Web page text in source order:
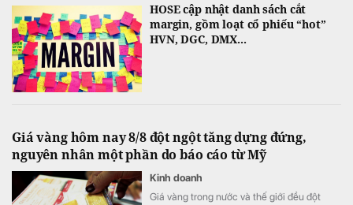
HOSE cập nhật danh sách cắt
margin, gồm loạt cổ phiếu “hot”
HVN, DGC, DMX...
Giá vàng hôm nay 8/8 đột ngột tăng dựng đứng,
nguyên nhân một phần do báo cáo từ Mỹ
Kinh doanh
Giá vàng trong nước và thế giới đều đột